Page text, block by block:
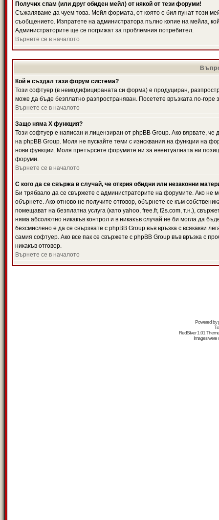
Получих спам (или друг обиден мейл) от някой от тези форуми!
Съжаляваме да чуем това. Мейл формата, от която е бил пунат този
съобщението. Изпратете на администратора пълно копие на мейла,
Администраторите ще се погрижат за проблемния потребител.
Върнете се в началото
Кой е създал тази форум система?
Този софтуер (в немодифицираната си форма) е продуциран,
може да бъде безплатно разпространяван. Посетете връзката по-горе
Върнете се в началото
Защо няма X функция?
Този софтуер е написан и лицензиран от phpBB Group. Ако вярвате,
на phpBB Group. Моля не пускайте теми с изисквания на функции на
нови функции. Моля претърсете форумите ни за евентуалната ни
форуми.
Върнете се в началото
С кого да се свържа в случай, че открия обидни или незаконни
Би трябвало да се свържете с администраторите на форумите. Ако не
обърнете. Ако отново не получите отговор, обърнете се към
помещават на безплатна услуга (като yahoo, free.fr, f2s.com, т.н.),
няма абсолютно никакъв контрол и в никакъв случай не би могла да
безсмислено е да се свързвате с phpBB Group във връзка с всякакви
самия софтуер. Ако все пак се свържете с phpBB Group във връзка с
никакъв отговор.
Върнете се в началото
Powered by
RedSilver 1.01
Images were